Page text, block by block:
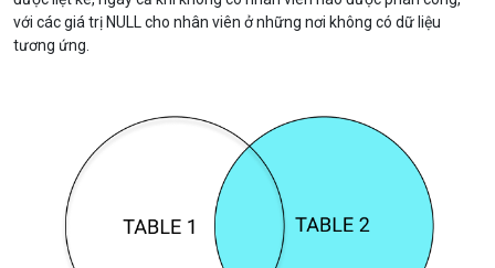
với các giá trị NULL cho nhân viên ở những nơi không có dữ liệu
tương ứng.